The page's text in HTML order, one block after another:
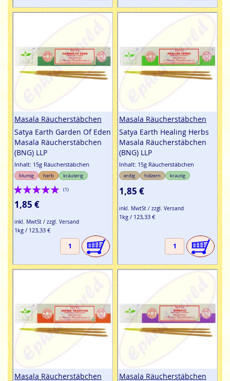
Masala Räucherstäbchen
Satya Earth Garden Of Eden
Masala Räucherstäbchen
(BNG) LLP
Inhalt: 15g Räucherstäbchen
blumig herb kräuterig
Bewertung:
100%
(1)
1,85 €
inkl. MwtSt / zzgl. Versand
1kg / 123,33 €
Masala Räucherstäbchen
Satya Earth Healing Herbs
Masala Räucherstäbchen
(BNG) LLP
Inhalt: 15g Räucherstäbchen
erdig hölzern krautig
1,85 €
inkl. MwtSt / zzgl. Versand
1kg / 123,33 €
Masala Räucherstäbchen
Masala Räucherstäbchen